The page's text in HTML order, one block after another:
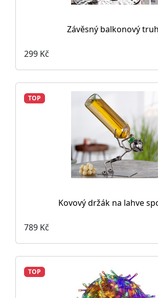
Závěsný balkonový
299 Kč
TOP
Kovový držák na lahve
789 Kč
TOP